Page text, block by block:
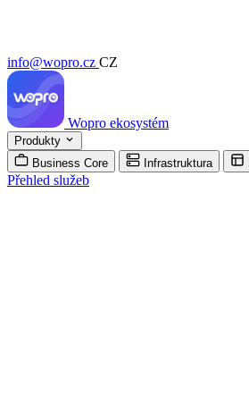
info@wopro.cz CZ
Wopro ekosystém
Produkty
Business Core
Infrastruktura
Přehled služeb